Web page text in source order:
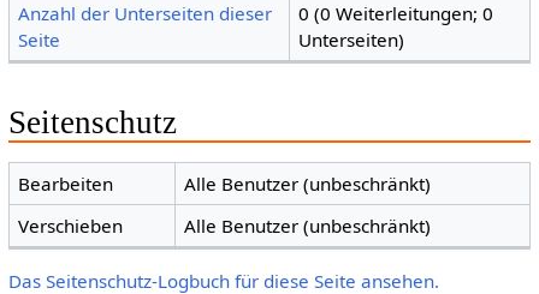
Anzahl der Unterseiten dieser
Seite
0 (0 Weiterleitungen; 0
Unterseiten)
Seitenschutz
Bearbeiten
Alle Benutzer (unbeschränkt)
Verschieben
Alle Benutzer (unbeschränkt)
Das Seitenschutz-Logbuch für diese Seite ansehen.